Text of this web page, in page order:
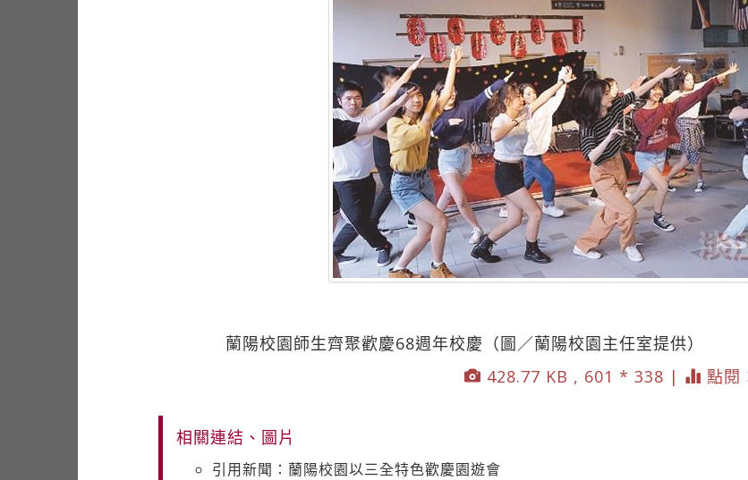
蘭陽校園師生齊聚歡慶68週年校慶（圖／蘭陽校園主任室提供）
428.77 KB , 601 * 338 |
點閱
相關連結、圖片
引用新聞：蘭陽校園以三全特色歡慶園遊會